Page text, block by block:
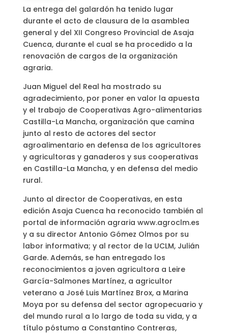
La entrega del galardón ha tenido lugar
durante el acto de clausura de la asamblea
general y del XII Congreso Provincial de Asaja
Cuenca, durante el cual se ha procedido a la
renovación de cargos de la organización
agraria.
Juan Miguel del Real ha mostrado su
agradecimiento, por poner en valor la apuesta
y el trabajo de Cooperativas Agro-alimentarias
Castilla-La Mancha, organización que camina
junto al resto de actores del sector
agroalimentario en defensa de los agricultores
y agricultoras y ganaderos y sus cooperativas
en Castilla-La Mancha, y en defensa del medio
rural.
Junto al director de Cooperativas, en esta
edición Asaja Cuenca ha reconocido también al
portal de información agraria www.agroclm.es
y a su director Antonio Gómez Olmos por su
labor informativa; y al rector de la UCLM, Julián
Garde. Además, se han entregado los
reconocimientos a joven agricultora a Leire
García-Salmones Martínez, a agricultor
veterano a José Luis Martínez Brox, a Marina
Moya por su defensa del sector agropecuario y
del mundo rural a lo largo de toda su vida, y a
título póstumo a Constantino Contreras,